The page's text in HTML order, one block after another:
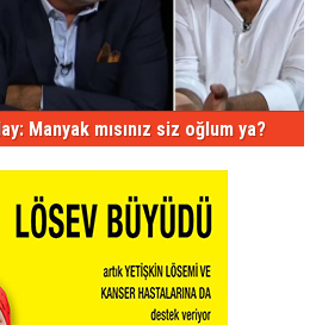
Manyak mısınız siz oğlum ya?